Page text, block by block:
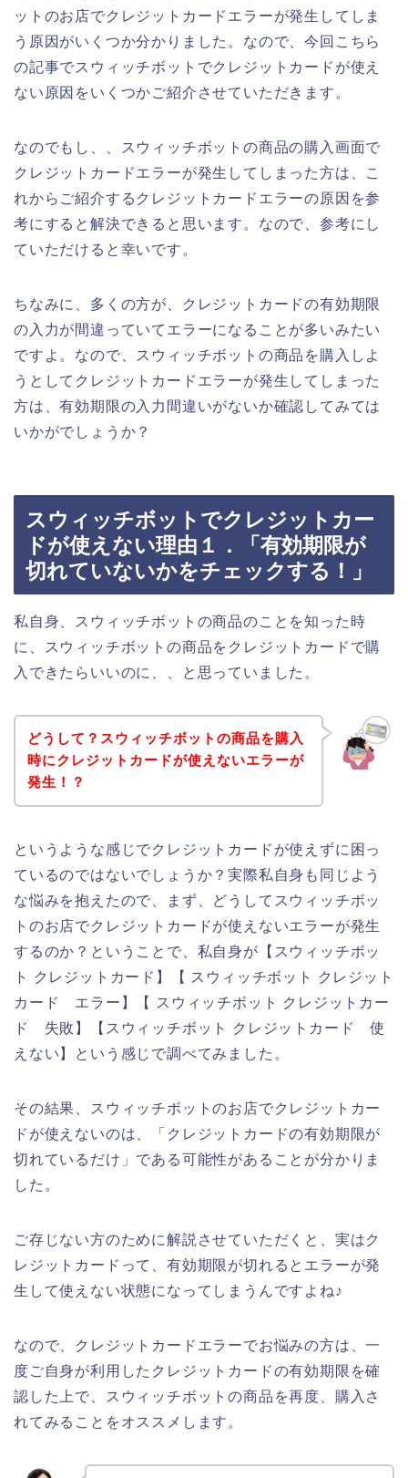
ットのお店でクレジットカードエラーが発生してしま
う原因がいくつか分かりました。なので、今回こちら
の記事でスウィッチボットでクレジットカードが使え
ない原因をいくつかご紹介させていただきます。
なのでもし、、スウィッチボットの商品の購入画面で
クレジットカードエラーが発生してしまった方は、こ
れからご紹介するクレジットカードエラーの原因を参
考にすると解決できると思います。なので、参考にし
ていただけると幸いです。
ちなみに、多くの方が、クレジットカードの有効期限
の入力が間違っていてエラーになることが多いみたい
ですよ。なので、スウィッチボットの商品を購入しよ
うとしてクレジットカードエラーが発生してしまった
方は、有効期限の入力間違いがないか確認してみては
いかがでしょうか？
スウィッチボットでクレジットカー
ドが使えない理由１．「有効期限が
切れていないかをチェックする！」
私自身、スウィッチボットの商品のことを知った時
に、スウィッチボットの商品をクレジットカードで購
入できたらいいのに、、と思っていました。
どうして？スウィッチボットの商品を購入
時にクレジットカードが使えないエラーが
発生！？
というような感じでクレジットカードが使えずに困っ
ているのではないでしょうか？実際私自身も同じよう
な悩みを抱えたので、まず、どうしてスウィッチボッ
トのお店でクレジットカードが使えないエラーが発生
するのか？ということで、私自身が【スウィッチボッ
ト クレジットカード】【 スウィッチボット クレジット
カード エラー】【 スウィッチボット クレジットカー
ド 失敗】【スウィッチボット クレジットカード 使
えない】という感じで調べてみました。
その結果、スウィッチボットのお店でクレジットカー
ドが使えないのは、「クレジットカードの有効期限が
切れているだけ」である可能性があることが分かりま
した。
ご存じない方のために解説させていただくと、実はク
レジットカードって、有効期限が切れるとエラーが発
生して使えない状態になってしまうんですよね♪
なので、クレジットカードエラーでお悩みの方は、一
度ご自身が利用したクレジットカードの有効期限を確
認した上で、スウィッチボットの商品を再度、購入さ
れてみることをオススメします。